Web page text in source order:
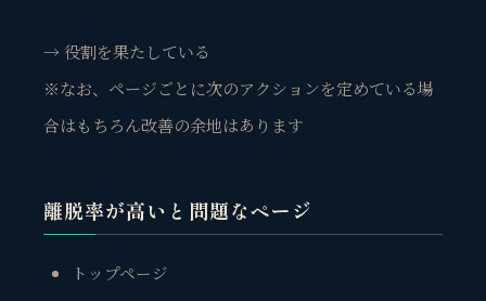
→ 役割を果たしている
※なお、ページごとに次のアクションを定めている場
合はもちろん改善の余地はあります
離脱率が高いと問題なページ
トップページ